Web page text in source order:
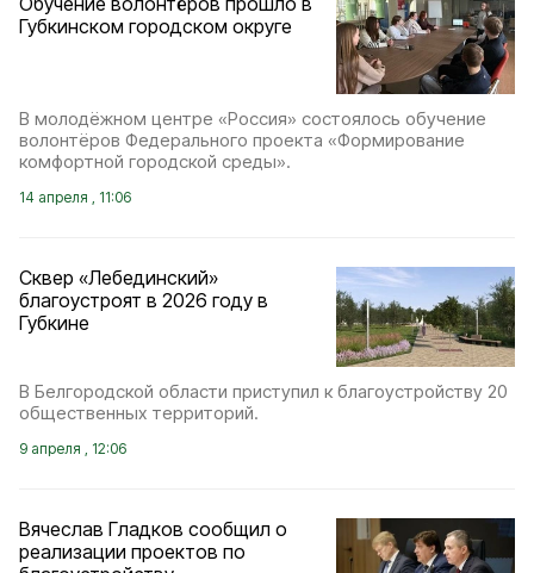
Губкинском городском округе
В молодёжном центре «Россия» состоялось обучение
волонтёров Федерального проекта «Формирование
комфортной городской среды».
14 апреля , 11:06
Сквер «Лебединский»
благоустроят в 2026 году в
Губкине
В Белгородской области приступил к благоустройству 20
общественных территорий.
9 апреля , 12:06
Вячеслав Гладков сообщил о
реализации проектов по